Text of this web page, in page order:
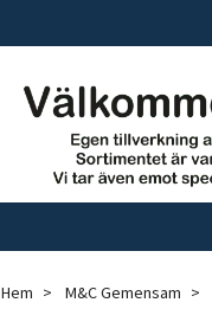
Hem M&C Gemensam